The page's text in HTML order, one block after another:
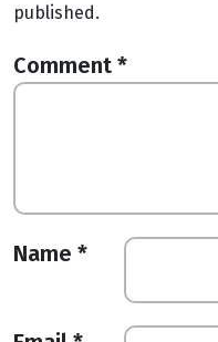
published.
Comment *
Name *